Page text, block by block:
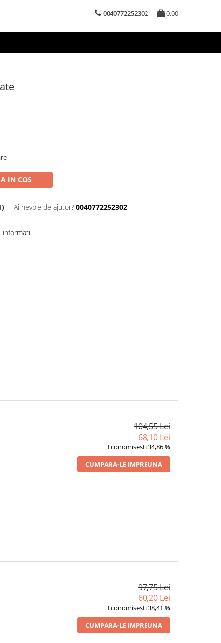
0040772252302 0,00
IN COS
Ai nevoie de ajutor? 0040772252302
informatii
104,55 Lei
68,10 Lei
Economisesti 34,86 %
CUMPARA-LE IMPREUNA
97,75 Lei
60,20 Lei
Economisesti 38,41 %
CUMPARA-LE IMPREUNA